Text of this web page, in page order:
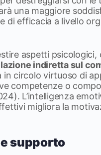
una maggiore
di efficacia a livello
aspetti psicologici,
indiretta sul
in circolo virtuoso di
competenze o
L’intelligenza
migliora la
supporto